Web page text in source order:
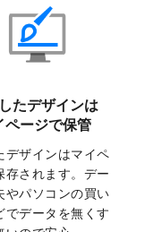
しました。
ートを追加しまし
インテンプレート
増えました。
応）
レンダーデザイン
たデザインは
ページで保管
デザインはマイペ
存されます。デー
やパソコンの買い
でデータを無くす